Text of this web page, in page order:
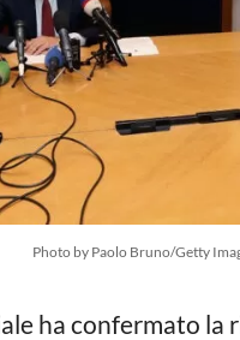
Photo by Paolo Bruno/Getty
ha confermato la